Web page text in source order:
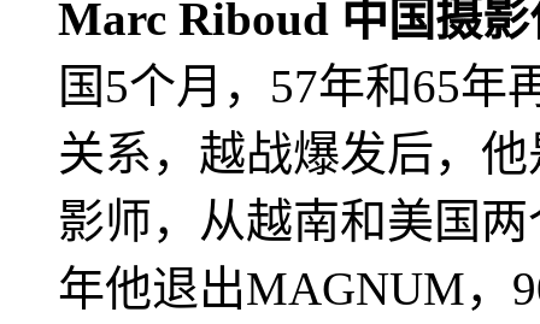
Marc Riboud 中国摄
国5个月，57年和65年
关系，越战爆发后，
影师，从越南和美国
年他退出MAGNUM，